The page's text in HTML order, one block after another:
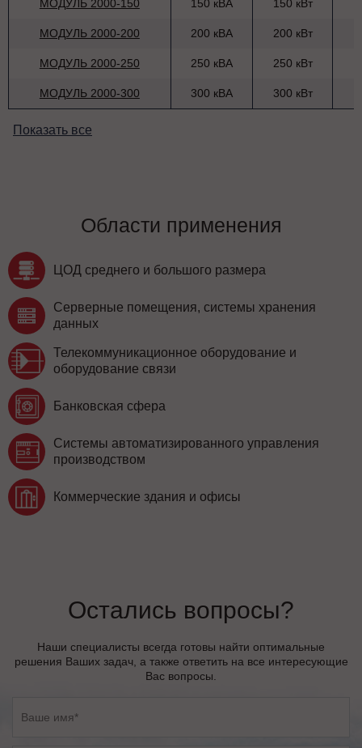
МОДУЛЬ 2000-150 150 кВА 150 кВт
МОДУЛЬ 2000-200 200 кВА 200 кВт
МОДУЛЬ 2000-250 250 кВА 250 кВт
МОДУЛЬ 2000-300 300 кВА 300 кВт
Показать все
Области применения
ЦОД среднего и большого размера
Серверные помещения, системы хранения
данных
Телекоммуникационное оборудование и
оборудование связи
Банковская сфера
Системы автоматизированного управления
производством
Коммерческие здания и офисы
Остались вопросы?
Наши специалисты всегда готовы найти оптимальные
решения Ваших задач, а также ответить на все интересующие
Вас вопросы.